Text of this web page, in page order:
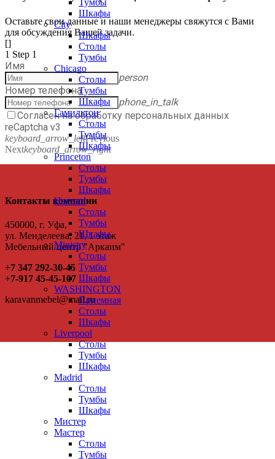
Оставьте свои данные и наши менеджеры свяжутся с Вами
для обсуждения Вашей задачи.
[]
1 Step 1
Имя
person
Номер телефона
phone_in_talk
Согласен на обработку персональных данных
reCaptcha v3
keyboard_arrow_leftPrevious
Nextkeyboard_arrow_right
Контакты компании
450000, г. Уфа,
ул. Менделеева, 21, 1 этаж
Мебельный центр "Аркаим"
+7 347 292-30-45
+7-917 45-45-107
karavanmebel@mail.ru
Шкафы
City
Шкафы
Столы
Тумбы
Chicago
Столы
Тумбы
Шкафы
Гамильтон
Столы
Тумбы
Шкафы
Princeton
Столы
Тумбы
Шкафы
Harvard
Столы
Тумбы
Шкафы
Ministry
Столы
Тумбы
Шкафы
WASHINGTON
Приемная
Столы
Шкафы
Liverpool
Столы
Тумбы
Шкафы
Madrid
Столы
Тумбы
Шкафы
Мистер
Мастер
Столы
Тумбы